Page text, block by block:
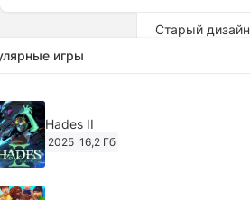
Старый дизайн
игры
Hades II
2025 16,2 Гб